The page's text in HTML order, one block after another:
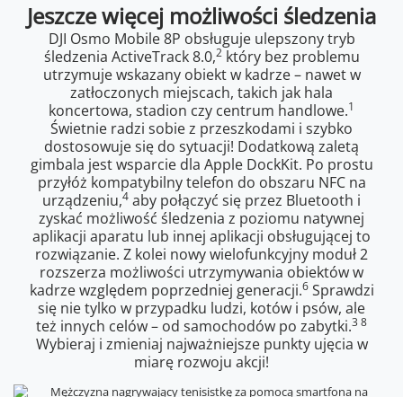
Jeszcze więcej możliwości śledzenia
DJI Osmo Mobile 8P obsługuje ulepszony tryb
śledzenia ActiveTrack 8.0,2który bez problemu
utrzymuje wskazany obiekt w kadrze – nawet w
zatłoczonych miejscach, takich jak hala
koncertowa, stadion czy centrum handlowe.1
Świetnie radzi sobie z przeszkodami i szybko
dostosowuje się do sytuacji! Dodatkową zaletą
gimbala jest wsparcie dla Apple DockKit. Po prostu
przyłóż kompatybilny telefon do obszaru NFC na
urządzeniu,4 aby połączyć się przez Bluetooth i
zyskać możliwość śledzenia z poziomu natywnej
aplikacji aparatu lub innej aplikacji obsługującej to
rozwiązanie. Z kolei nowy wielofunkcyjny moduł 2
rozszerza możliwości utrzymywania obiektów w
kadrze względem poprzedniej generacji.6Sprawdzi
się nie tylko w przypadku ludzi, kotów i psów, ale
też innych celów – od samochodów po zabytki.3 8
Wybieraj i zmieniaj najważniejsze punkty ujęcia w
miarę rozwoju akcji!